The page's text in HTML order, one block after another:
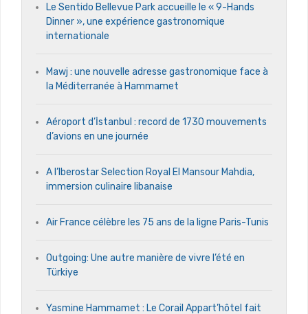
Le Sentido Bellevue Park accueille le « 9-Hands
Dinner », une expérience gastronomique
internationale
Mawj : une nouvelle adresse gastronomique face à
la Méditerranée à Hammamet
Aéroport d’İstanbul : record de 1730 mouvements
d’avions en une journée
A l’Iberostar Selection Royal El Mansour Mahdia,
immersion culinaire libanaise
Air France célèbre les 75 ans de la ligne Paris-Tunis
Outgoing: Une autre manière de vivre l’été en
Türkiye
Yasmine Hammamet : Le Corail Appart’hôtel fait